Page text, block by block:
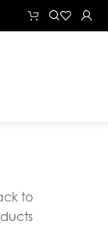
to